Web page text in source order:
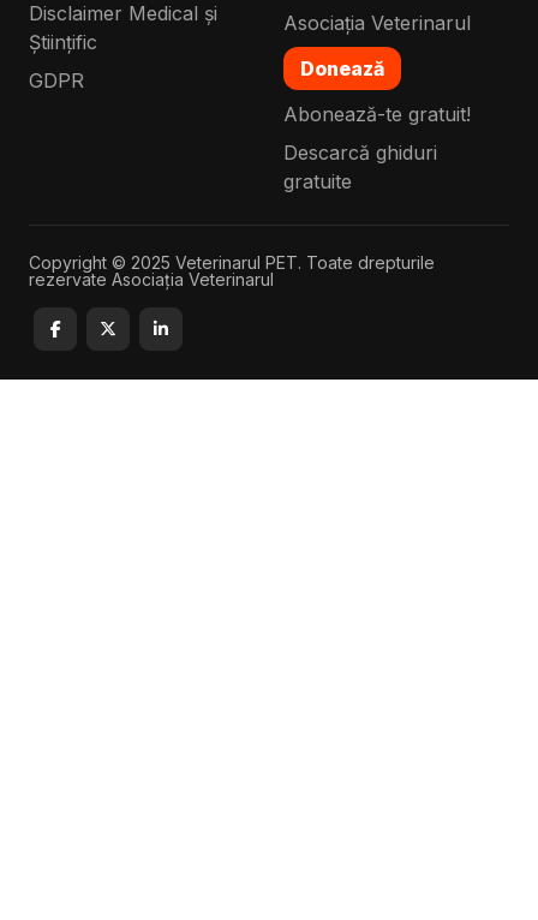
Disclaimer Medical și
Științific
GDPR
Asociația Veterinarul
Donează
Abonează-te gratuit!
Descarcă ghiduri
gratuite
Copyright © 2025 Veterinarul PET. Toate drepturile
rezervate Asociația Veterinarul